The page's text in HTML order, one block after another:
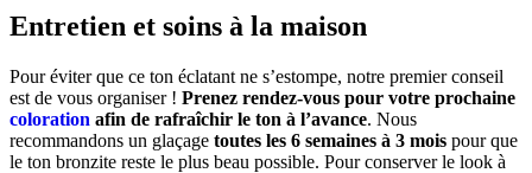
Entretien et soins à la maison
Pour éviter que ce ton éclatant ne s’estompe, notre premier conseil
est de vous organiser ! Prenez rendez-vous pour votre prochaine
coloration afin de rafraîchir le ton à l’avance. Nous
recommandons un glaçage toutes les 6 semaines à 3 mois pour que
le ton bronzite reste le plus beau possible. Pour conserver le look à